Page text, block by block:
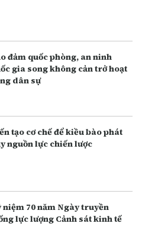
đảm quốc phòng, an ninh
gia song không cản trở hoạt
dân sự
tạo cơ chế để kiều bào phát
nguồn lực chiến lược
niệm 70 năm Ngày truyền
lực lượng Cảnh sát kinh tế